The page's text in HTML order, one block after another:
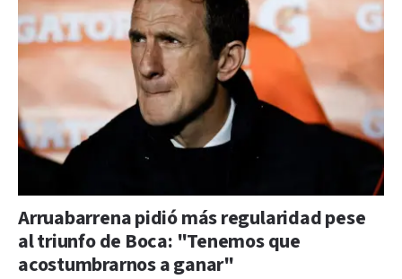
Arruabarrena pidió más regularidad pese
al triunfo de Boca: "Tenemos que
acostumbrarnos a ganar"